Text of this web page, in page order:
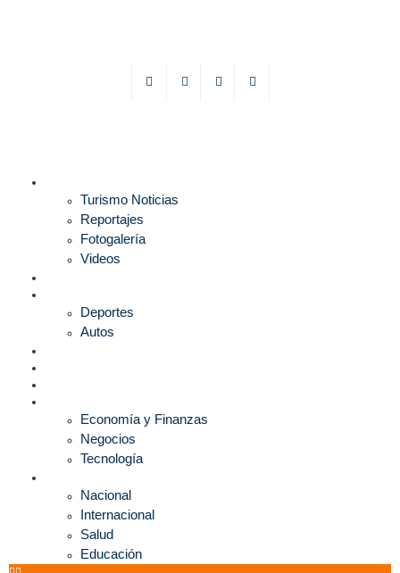
Turismo Noticias
Reportajes
Fotogalería
Videos
Deportes
Autos
Economía y Finanzas
Negocios
Tecnología
Nacional
Internacional
Salud
Educación